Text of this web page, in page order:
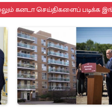
கனடா செய்திகளைப் படிக்க